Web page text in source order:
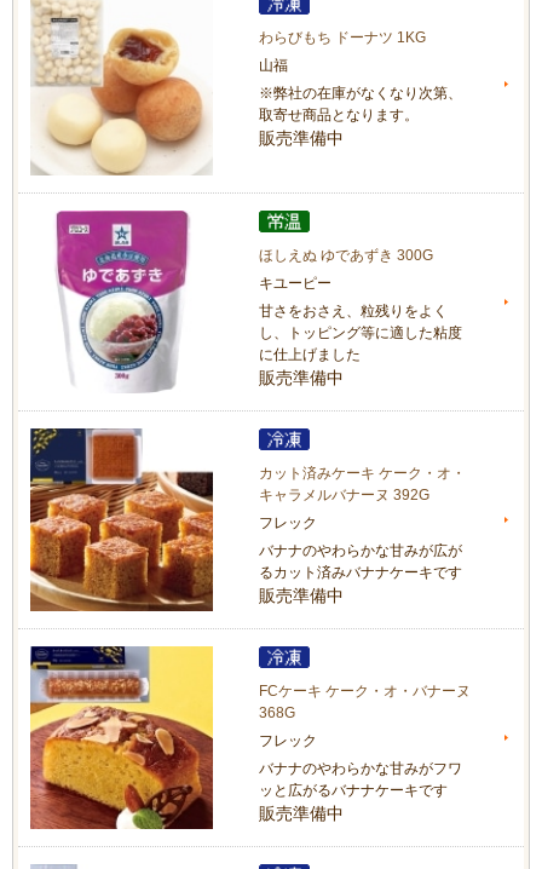
わらびもち ドーナツ 1KG
山福
※弊社の在庫がなくなり次第、
取寄せ商品となります。
販売準備中
ほしえぬ ゆであずき 300G
キユーピー
甘さをおさえ、粒残りをよく
し、トッピング等に適した粘度
に仕上げました
販売準備中
カット済みケーキ ケーク・オ・
キャラメルバナーヌ 392G
フレック
バナナのやわらかな甘みが広が
るカット済みバナナケーキです
販売準備中
FCケーキ ケーク・オ・バナーヌ
368G
フレック
バナナのやわらかな甘みがフワ
ッと広がるバナナケーキです
販売準備中